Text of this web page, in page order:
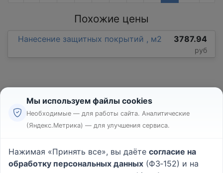
Похожие цены
Нанесение защитных покрытий , м2 3787.94
руб
Реклама
Пользовательское соглашение
Политика конфиденциальности
Мы используем файлы cookies
Необходимые — для работы сайта. Аналитические
(Яндекс.Метрика) — для улучшения сервиса.
Нажимая «Принять все», вы даёте согласие на
обработку персональных данных (ФЗ‑152) и на